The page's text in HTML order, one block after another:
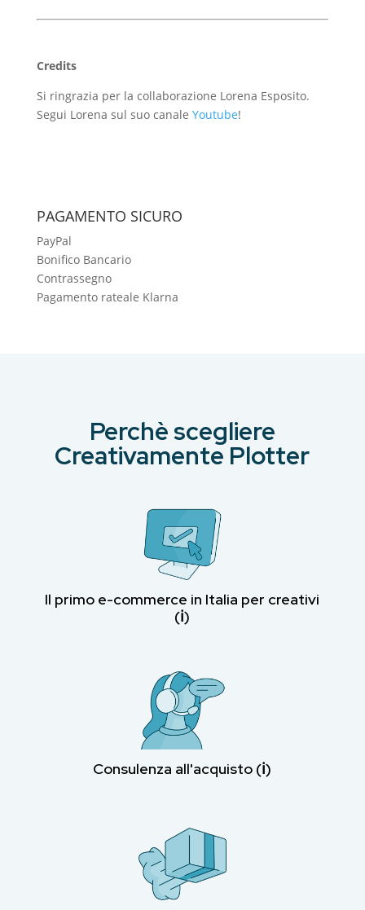
Credits
Si ringrazia per la collaborazione Lorena Esposito.
Segui Lorena sul suo canale Youtube!
PAGAMENTO SICURO
PayPal
Bonifico Bancario
Contrassegno
Pagamento rateale Klarna
Perchè scegliere
Creativamente Plotter
Il primo e-commerce in Italia per creativi
(ℹ︎)
Consulenza all'acquisto (ℹ︎)